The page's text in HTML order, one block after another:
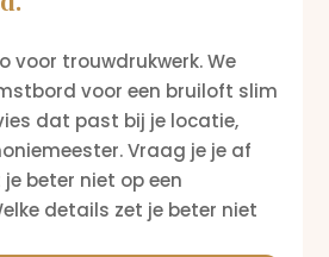
voor trouwdrukwerk. We
voor een bruiloft slim
dat past bij je locatie,
Vraag je je af
beter niet op een
details zet je beter niet